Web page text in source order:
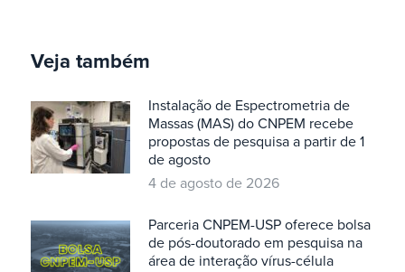
Veja também
Instalação de Espectrometria de
Massas (MAS) do CNPEM recebe
propostas de pesquisa a partir de 1
de agosto
4 de agosto de 2026
Parceria CNPEM-USP oferece bolsa
de pós-doutorado em pesquisa na
área de interação vírus-célula